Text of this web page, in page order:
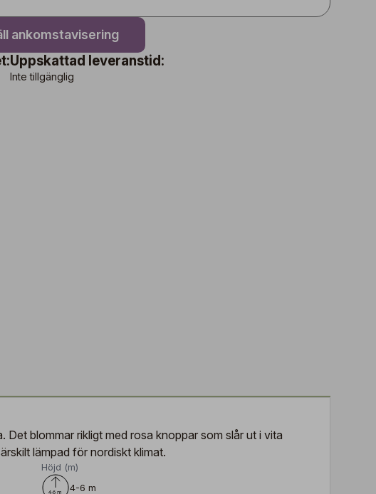
ankomstavisering
Uppskattad leveranstid:
Inte tillgänglig
blommar rikligt med rosa knoppar som slår ut i vita
lämpad för nordiskt klimat.
Höjd (m)
4-6 m